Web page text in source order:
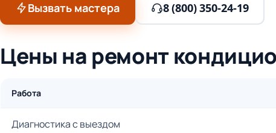
Вызвать мастера 8 (800) 350-24-19
Цены на ремонт
Работа
Диагностика с выездом